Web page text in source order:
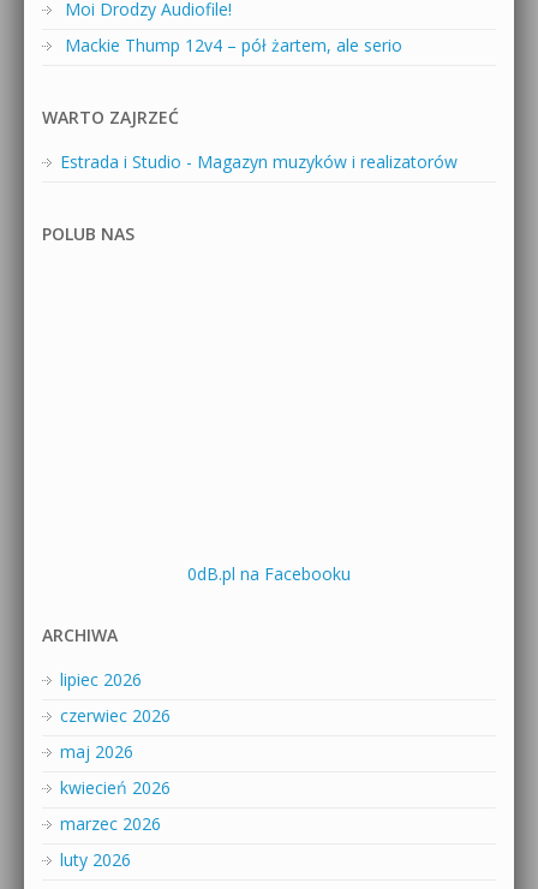
Moi Drodzy Audiofile!
Mackie Thump 12v4 – pół żartem, ale serio
WARTO ZAJRZEĆ
Estrada i Studio - Magazyn muzyków i realizatorów
POLUB NAS
0dB.pl na Facebooku
ARCHIWA
lipiec 2026
czerwiec 2026
maj 2026
kwiecień 2026
marzec 2026
luty 2026